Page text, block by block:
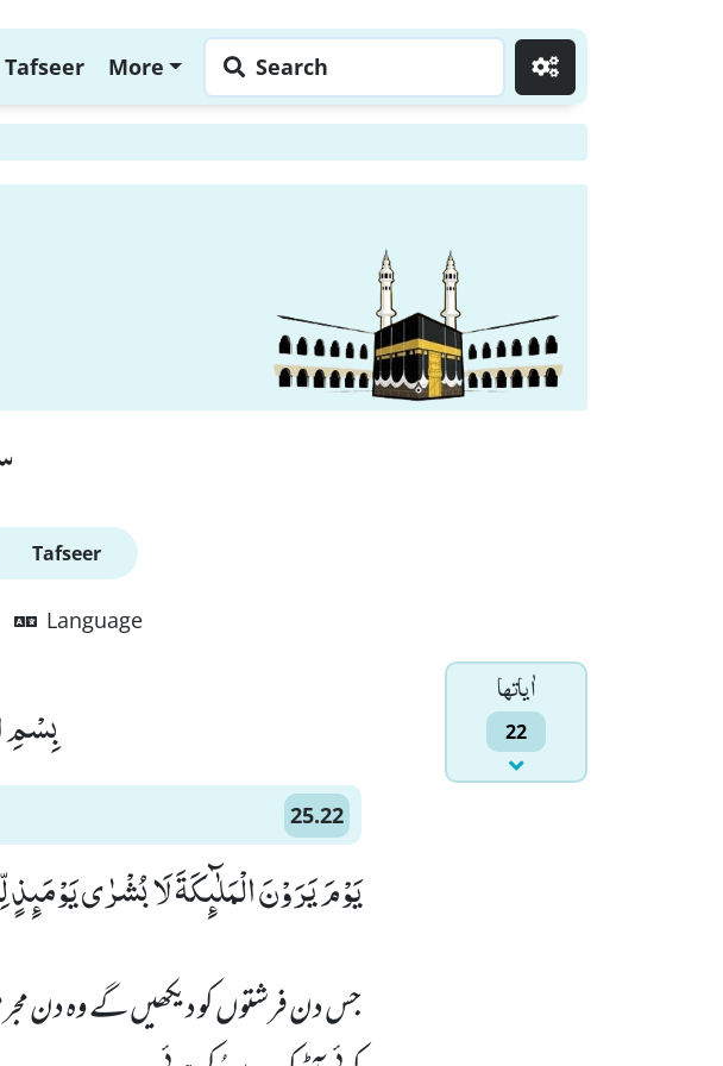
Tafseer More Search
Tafseer
Language
اٰياتها
22 بِسْمِ
25.22
یَوْمَ یَرَوْنَ الْمَلٰٓىٕكَةَ لَا بُشْرٰى
جس دن فرشتوں کو دیکھیں گے وہ دن